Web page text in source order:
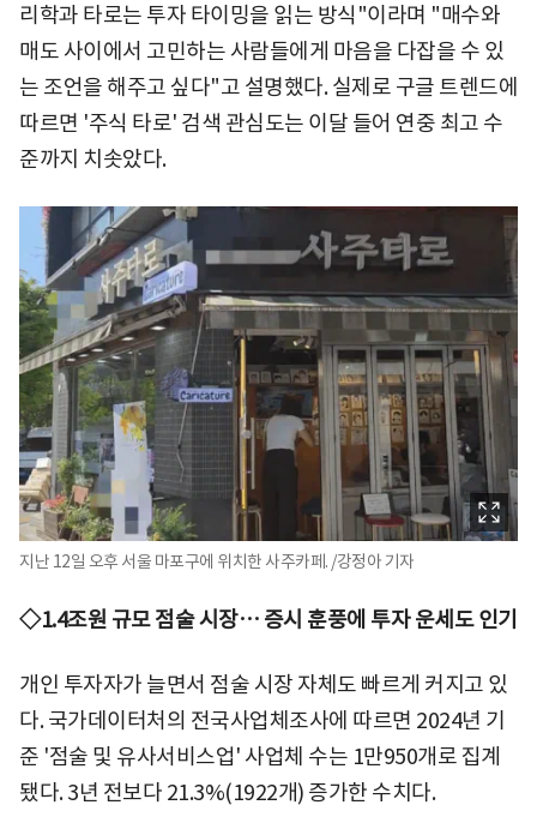
리학과 타로는 투자 타이밍을 읽는 방식"이라며 "매수와
매도 사이에서 고민하는 사람들에게 마음을 다잡을 수 있
는 조언을 해주고 싶다"고 설명했다. 실제로 구글 트렌드에
따르면 '주식 타로' 검색 관심도는 이달 들어 연중 최고 수
준까지 치솟았다.
지난 12일 오후 서울 마포구에 위치한 사주카페. /강정아 기자
◇1.4조원 규모 점술 시장… 증시 훈풍에 투자 운세도 인기
개인 투자자가 늘면서 점술 시장 자체도 빠르게 커지고 있
다. 국가데이터처의 전국사업체조사에 따르면 2024년 기
준 '점술 및 유사서비스업' 사업체 수는 1만950개로 집계
됐다. 3년 전보다 21.3%(1922개) 증가한 수치다.